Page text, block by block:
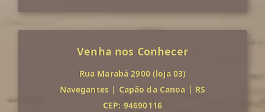
Venha nos Conhecer
Rua Marabá 2900 (loja 03)
Navegantes | Capão da Canoa | RS
CEP: 94690116